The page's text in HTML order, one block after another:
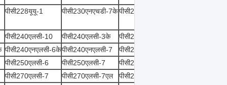
पीसी228यूयू-1 पीसी230एनएचडी-7केपीसी230एनएचडी-8के
पीसी240एलसी-10 पीसी240एलसी-3के
पीसी240एलसी-5
पीसी240एनएलसी-6केपीसी240एनएलसी-7
पीसी240एनएलसी-7के
पीसी250एलसी-6
पीसी250एलसी-7
पीसी25आर-8
पीसी270एलसी-7
पीसी270एलसी-7एल पीसी270एलएल-7एल